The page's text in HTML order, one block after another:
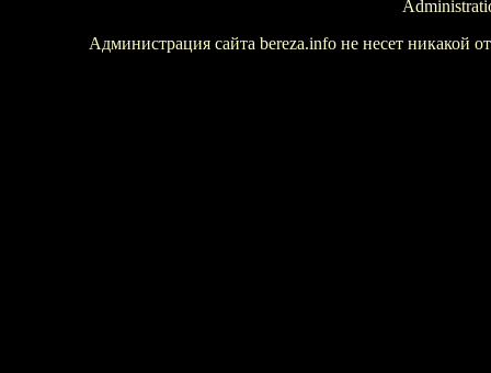
Администрация сайта bereza.info не несет никакой